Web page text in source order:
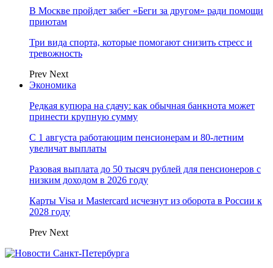
В Москве пройдет забег «Беги за другом» ради помощи
приютам
Три вида спорта, которые помогают снизить стресс и
тревожность
Prev Next
Экономика
Редкая купюра на сдачу: как обычная банкнота может
принести крупную сумму
С 1 августа работающим пенсионерам и 80-летним
увеличат выплаты
Разовая выплата до 50 тысяч рублей для пенсионеров с
низким доходом в 2026 году
Карты Visa и Mastercard исчезнут из оборота в России к
2028 году
Prev Next